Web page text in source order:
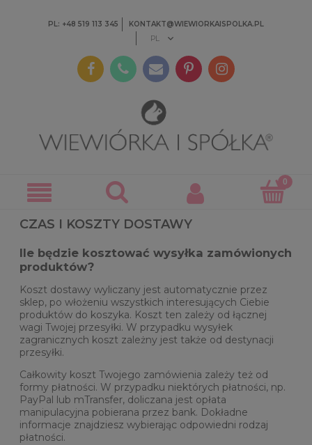
PL: +48 519 113 345 KONTAKT@WIEWIORKAISPOLKA.PL
CZAS I KOSZTY DOSTAWY
Ile będzie kosztować wysyłka zamówionych
produktów?
Koszt dostawy wyliczany jest automatycznie przez
sklep, po włożeniu wszystkich interesujących Ciebie
produktów do koszyka. Koszt ten zależy od łącznej
wagi Twojej przesyłki. W przypadku wysyłek
zagranicznych koszt zależny jest także od destynacji
przesyłki.
Całkowity koszt Twojego zamówienia zależy też od
formy płatności. W przypadku niektórych płatności, np.
PayPal lub mTransfer, doliczana jest opłata
manipulacyjna pobierana przez bank. Dokładne
informacje znajdziesz wybierając odpowiedni rodzaj
płatności.